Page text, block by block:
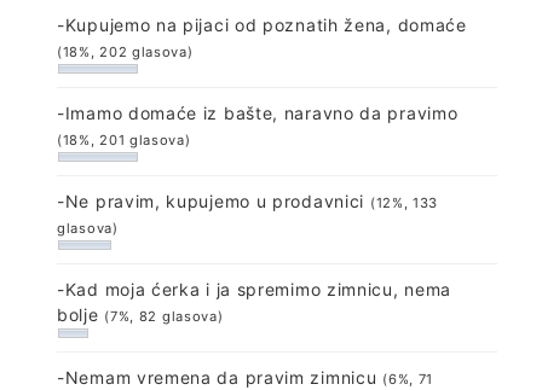
-Kupujemo na pijaci od poznatih žena, domaće
(18%, 202 glasova)
-Imamo domaće iz bašte, naravno da pravimo
(18%, 201 glasova)
-Ne pravim, kupujemo u prodavnici (12%, 133
glasova)
-Kad moja ćerka i ja spremimo zimnicu, nema
bolje (7%, 82 glasova)
-Nemam vremena da pravim zimnicu (6%, 71